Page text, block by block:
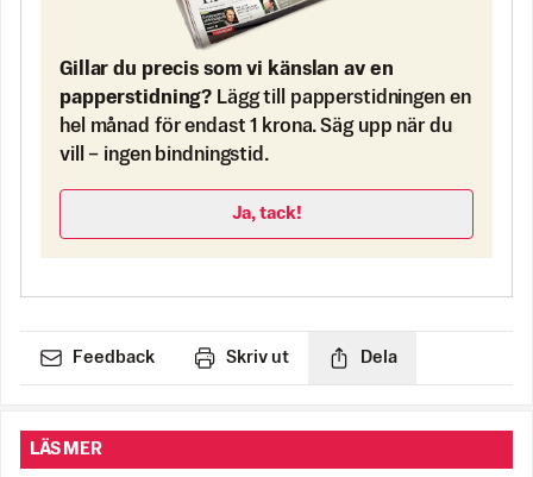
Gillar du precis som vi känslan av en
papperstidning? Lägg till papperstidningen en
hel månad för endast 1 krona. Säg upp när du
vill – ingen bindningstid.
Ja, tack!
Feedback Skriv ut Dela
LÄS MER